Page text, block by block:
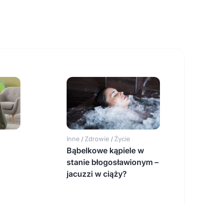
Inne / Zdrowie / Życie
Bąbelkowe kąpiele w
stanie błogosławionym –
jacuzzi w ciąży?